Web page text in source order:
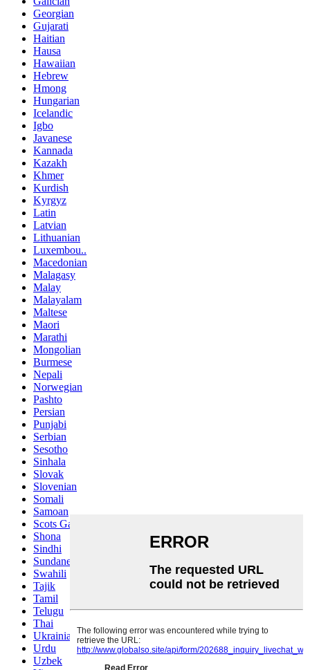
Georgian
Gujarati
Haitian
Hausa
Hawaiian
Hebrew
Hmong
Hungarian
Icelandic
Igbo
Javanese
Kannada
Kazakh
Khmer
Kurdish
Kyrgyz
Latin
Latvian
Lithuanian
Luxembou..
Macedonian
Malagasy
Malay
Malayalam
Maltese
Maori
Marathi
Mongolian
Burmese
Nepali
Norwegian
Pashto
Persian
Punjabi
Serbian
Sesotho
Sinhala
Slovak
Slovenian
Somali
Samoan
Scots Gaelic
Shona
Sindhi
Sundanese
Swahili
Tajik
Tamil
Telugu
Thai
Ukrainian
Urdu
Uzbek